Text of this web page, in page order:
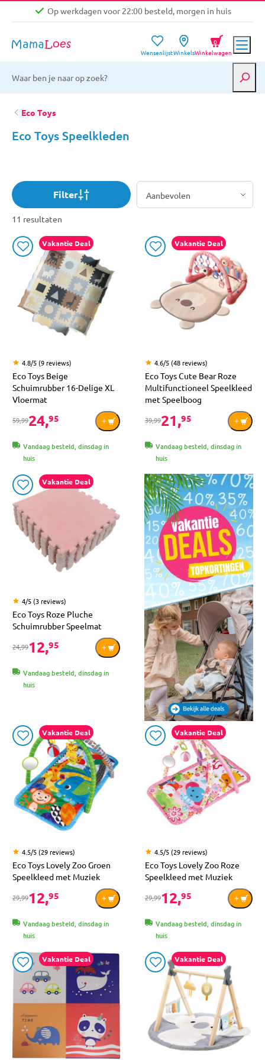
Op werkdagen voor 22:00 besteld, morgen in huis
Gratis verzending vanaf €39,-
Op werkdagen voor 22:00 besteld, morgen in huis
WensenlijstWinkelsWinkelwagen
0
Eco Toys
Eco Toys Speelkleden
Filter
11 resultaten
Vakantie Deal
4.8/5 (9 reviews)
Eco Toys Beige
Schuimrubber 16-Delige XL
Vloermat
59,9924,95
Vandaag besteld, dinsdag in
huis
Vakantie Deal
4.6/5 (48 reviews)
Eco Toys Cute Bear Roze
Multifunctioneel Speelkleed
met Speelboog
39,9921,95
Vandaag besteld, dinsdag in
huis
Vakantie Deal
4/5 (3 reviews)
Eco Toys Roze Pluche
Schuimrubber Speelmat
24,9912,95
Vandaag besteld, dinsdag in
huis
Vakantie Deal
4.5/5 (29 reviews)
Eco Toys Lovely Zoo Groen
Speelkleed met Muziek
29,9912,95
Vandaag besteld, dinsdag in
huis
Vakantie Deal
4.5/5 (29 reviews)
Eco Toys Lovely Zoo Roze
Speelkleed met Muziek
29,9912,95
Vandaag besteld, dinsdag in
huis
Vakantie Deal Vakantie Deal